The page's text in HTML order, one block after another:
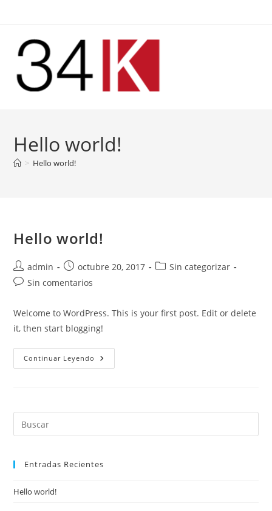
contenido
Hello world!
> Hello world!
Hello world!
Autor
de
admin
Publicación
de
octubre 20, 2017
Categoría
Sin categorizar
Comentarios
la
entrada:
Sin comentarios
Welcome to WordPress. This is your first post. Edit or delete
it, then start blogging!
Continuar Leyendo Hello
World!
Entradas Recientes
Hello world!